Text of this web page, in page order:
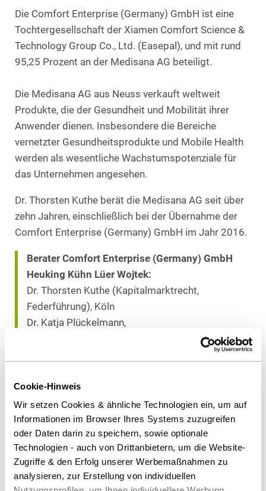
Cookie-Hinweis
Wir setzen Cookies & ähnliche Technologien ein, um auf
Informationen im Browser Ihres Systems zuzugreifen
oder Daten darin zu speichern, sowie optionale
Technologien - auch von Drittanbietern, um die Website-
Zugriffe & den Erfolg unserer Werbemaßnahmen zu
analysieren, zur Erstellung von individuellen
Die Comfort Enterprise (Germany) GmbH ist eine
Tochtergesellschaft der Xiamen Comfort Science &
Technology Group Co., Ltd. (Easepal), und mit rund
95,25 Prozent an der Medisana AG beteiligt.
Die Medisana AG aus Neuss verkauft weltweit
Produkte, die der Gesundheit und Mobilität ihrer
Anwender dienen. Insbesondere die Bereiche
vernetzter Gesundheitsprodukte und Mobile Health
werden als wesentliche Wachstumspotenziale für
das Unternehmen angesehen.
Dr. Thorsten Kuthe berät die Medisana AG seit über
zehn Jahren, einschließlich bei der Übernahme der
Comfort Enterprise (Germany) GmbH im Jahr 2016.
Berater Comfort Enterprise (Germany) GmbH
Heuking Kühn Lüer Wojtek:
Dr. Thorsten Kuthe (Kapitalmarktrecht,
Federführung), Köln
Dr. Katja Plückelmann,
Sebastian Pels, (alle Kapitalmarktrecht), alle
Als PDF herunterladen
Diesen Artikel teilen